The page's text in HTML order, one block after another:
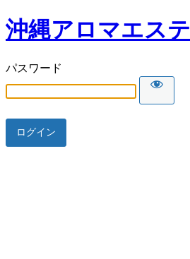
沖縄アロマエス
パスワード